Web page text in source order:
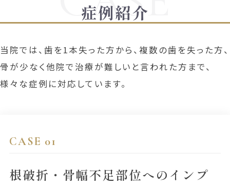
症例紹介
当院では、歯を1本失った方から、複数の歯を失った方、
骨が少なく他院で治療が難しいと言われた方まで、
様々な症例に対応しています。
CASE 01
根破折・骨幅不足部位へのインプ